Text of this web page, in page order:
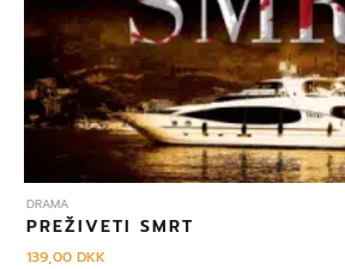
DRAMA
PREŽIVETI SMRT
139,00DKK